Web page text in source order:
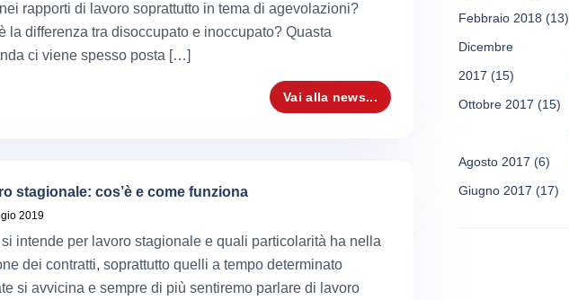
rapporti di lavoro soprattutto in tema di agevolazioni?
la differenza tra disoccupato e inoccupato? Quasta
ci viene spesso posta […]
Vai alla news...
stagionale: cos’è e come funziona
2019
intende per lavoro stagionale e quali particolarità ha nella
dei contratti, soprattutto quelli a tempo determinato
si avvicina e sempre di più sentiremo parlare di lavoro
Febbraio 2018 (13)
Dicembre
2017 (15)
Ottobre 2017 (15)
Agosto 2017 (6)
Giugno 2017 (17)